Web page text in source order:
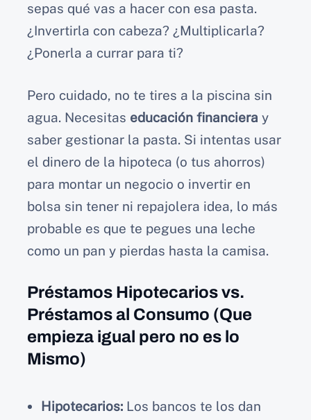
sepas qué vas a hacer con esa pasta.
¿Invertirla con cabeza? ¿Multiplicarla?
¿Ponerla a currar para ti?
Pero cuidado, no te tires a la piscina sin
agua. Necesitas educación financiera y
saber gestionar la pasta. Si intentas usar
el dinero de la hipoteca (o tus ahorros)
para montar un negocio o invertir en
bolsa sin tener ni repajolera idea, lo más
probable es que te pegues una leche
como un pan y pierdas hasta la camisa.
Préstamos Hipotecarios vs.
Préstamos al Consumo (Que
empieza igual pero no es lo
Mismo)
Hipotecarios: Los bancos te los dan